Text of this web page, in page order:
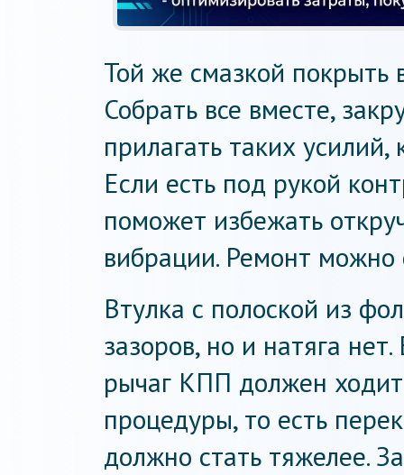
Той же смазкой покрыть
Собрать все вместе,
прилагать таких усилий,
Если есть под рукой
поможет избежать
вибрации. Ремонт можно
Втулка с полоской из
зазоров, но и натяга
рычаг КПП должен
процедуры, то есть
должно стать тяжелее.